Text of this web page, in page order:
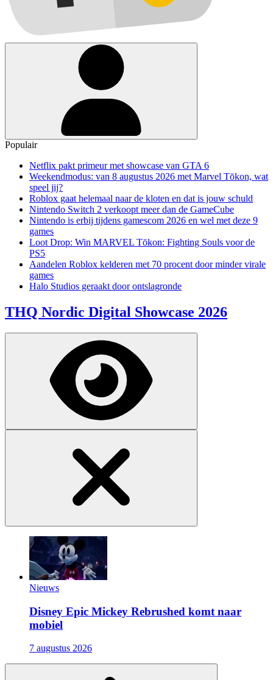
Populair
Netflix pakt primeur met showcase van GTA 6
Weekendmodus: van 8 augustus 2026 met Marvel Tōkon, wat
speel jij?
Roblox gaat helemaal naar de kloten en dat is jouw schuld
Nintendo Switch 2 verkoopt meer dan de GameCube
Nintendo is erbij tijdens gamescom 2026 en wel met deze 9
games
Loot Drop: Win MARVEL Tōkon: Fighting Souls voor de
PS5
Aandelen Roblox kelderen met 70 procent door minder virale
games
Halo Studios geraakt door ontslagronde
THQ Nordic Digital Showcase 2026
Nieuws
Disney Epic Mickey Rebrushed komt naar
mobiel
7 augustus 2026